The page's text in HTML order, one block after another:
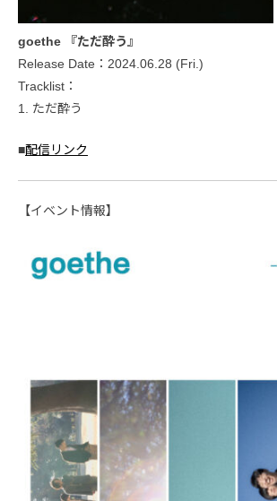
goethe 『ただ酔う』
Release Date：2024.06.28 (Fri.)
Tracklist：
1. ただ酔う
■配信リンク
【イベント情報】